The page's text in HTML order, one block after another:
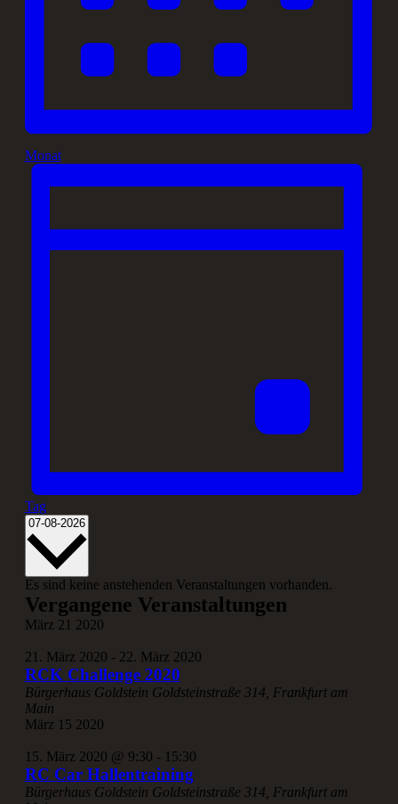
Monat
Tag
07-08-2026 Datum
Es sind keine anstehenden Veranstaltungen vorhanden.
Vergangene Veranstaltungen
März 21 2020
21. März 2020 - 22. März 2020
RCK Challenge 2020
Bürgerhaus Goldstein Goldsteinstraße 314, Frankfurt am
Main
März 15 2020
15. März 2020 @ 9:30 - 15:30
RC Car Hallentraining
Bürgerhaus Goldstein Goldsteinstraße 314, Frankfurt am